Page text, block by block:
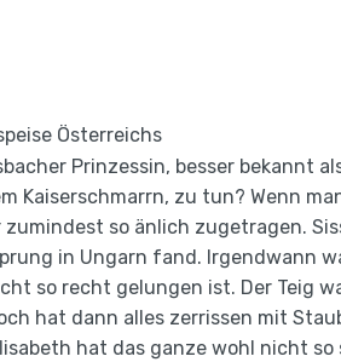
Österreichs
Prinzessin, besser bekannt
Kaiserschmarrn, zu tun? Wenn
zumindest so änlich zugetragen.
in Ungarn fand. Irgendwann
so recht gelungen ist. Der Teig
hat dann alles zerrissen mit
hat das ganze wohl nicht